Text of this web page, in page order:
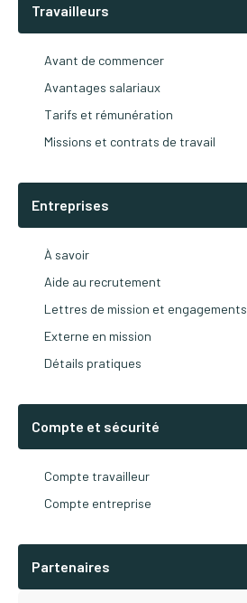
Travailleurs
Avant de commencer
Avantages salariaux
Tarifs et rémunération
Missions et contrats de travail
Entreprises
À savoir
Aide au recrutement
Lettres de mission et engagements
Externe en mission
Détails pratiques
Compte et sécurité
Compte travailleur
Compte entreprise
Partenaires